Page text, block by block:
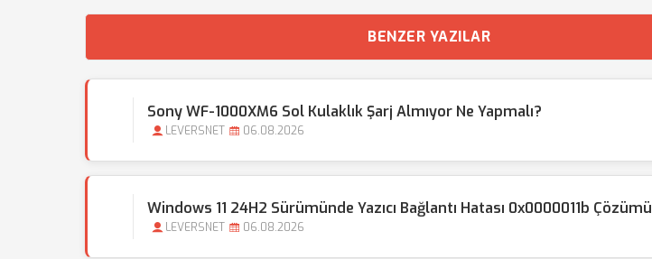
BENZER YAZILAR
Sony WF-1000XM6 Sol Kulaklık Şarj Almıyor Ne Yapmalı?
LEVERSNET 06.08.2026
Windows 11 24H2 Sürümünde Yazıcı Bağlantı Hatası 0x0000011b Çözümü
LEVERSNET 06.08.2026